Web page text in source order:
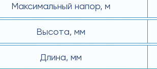
Максимальный напор, м
Высота, мм
Длина, мм